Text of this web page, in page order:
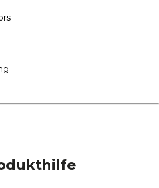
im Winter Ihr Heizsystem.